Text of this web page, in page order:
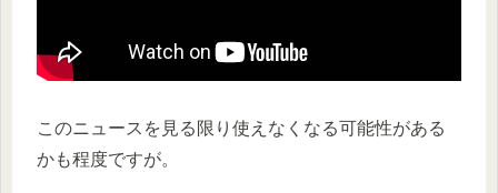
このニュースを見る限り使えなくなる可能性がある
かも程度ですが。